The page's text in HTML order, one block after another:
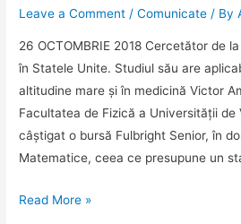
Leave a Comment /Comunicate / By
26 OCTOMBRIE 2018 Cercetător de
în Statele Unite. Studiul său are
altitudine mare și în medicină Victor
Facultatea de Fizică a Universității de
câștigat o bursă Fulbright Senior, în
Matematice, ceea ce presupune un
Cercetător
Read More »